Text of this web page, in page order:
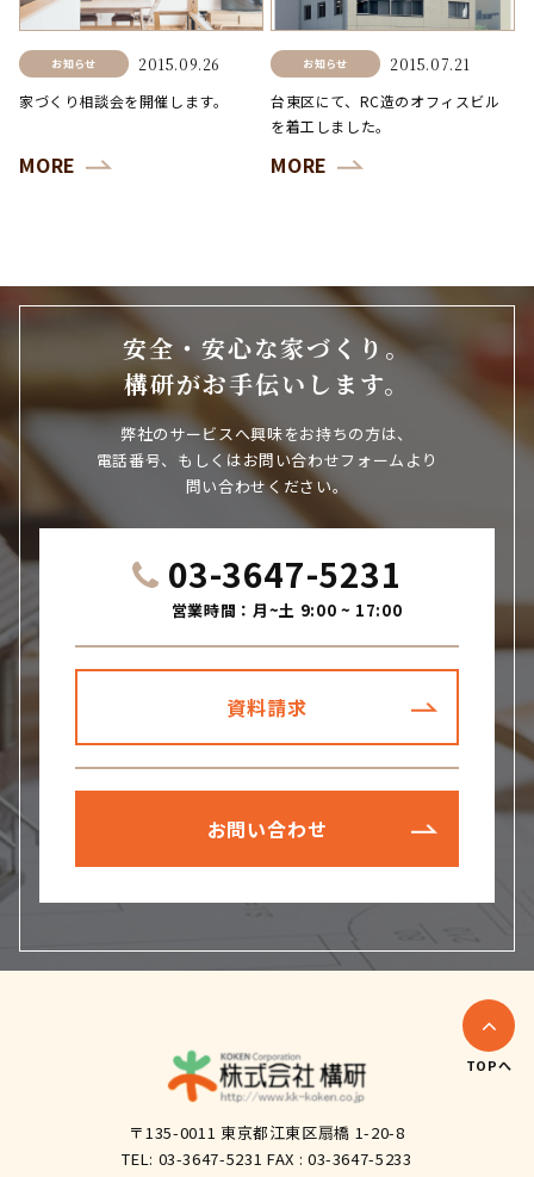
お知らせ
2015.09.26
家づくり相談会を開催します。
MORE
お知らせ
2015.07.21
台東区にて、RC造のオフィスビル
を着工しました。
MORE
安全・安心な家づくり。
構研がお手伝いします。
弊社のサービスへ興味をお持ちの方は、
電話番号、もしくはお問い合わせフォームより
問い合わせください。
03-3647-5231
営業時間：月~土 9:00 ~ 17:00
資料請求
お問い合わせ
TOPへ
〒135-0011 東京都江東区扇橋 1-20-8
TEL: 03-3647-5231 FAX : 03-3647-5233